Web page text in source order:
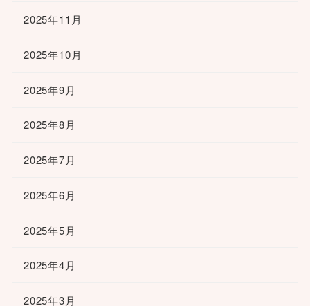
2025年11月
2025年10月
2025年9月
2025年8月
2025年7月
2025年6月
2025年5月
2025年4月
2025年3月